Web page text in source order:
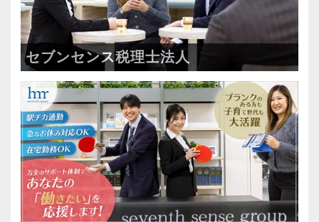
＜成長中の税理士法人＞
・全国14拠点で事業展開
・従業員240名以上に拡大
・会計・税務・財務・労務まで対応
・専門家が在籍しワンストップ支援
＜学びを後押し＞
・書籍購入費／研修費は全額会社負担
・隔月で税法・実務の学習会あり
・資格取得を目指す社員が多数
セブンセンス税理士法人